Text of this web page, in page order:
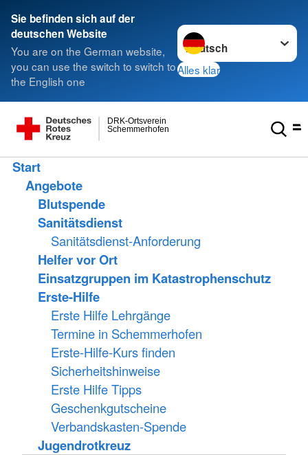
Sie befinden sich auf der
deutschen Website
You are on the German website,
you can use the switch to switch to
the English one
Sprache wechseln zu
Alles klar
Schemmerhofen
DRK-Ortsverein
Start
Angebote
Blutspende
Sanitätsdienst
Sanitätsdienst-Anforderung
Helfer vor Ort
Einsatzgruppen im Katastrophenschutz
Erste-Hilfe
Erste Hilfe Lehrgänge
Termine in Schemmerhofen
Erste-Hilfe-Kurs finden
Sicherheitshinweise
Erste Hilfe Tipps
Geschenkgutscheine
Verbandskasten-Spende
Jugendrotkreuz